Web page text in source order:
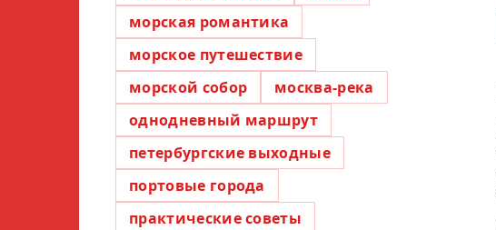
морская романтика
морское путешествие
морской собор
москва-река
однодневный маршрут
петербургские выходные
портовые города
практические советы